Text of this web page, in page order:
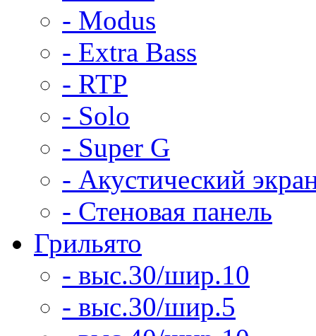
- Modus
- Extra Bass
- RTP
- Solo
- Super G
- Акустический
- Стеновая панель
Грильято
- выс.30/шир.10
- выс.30/шир.5